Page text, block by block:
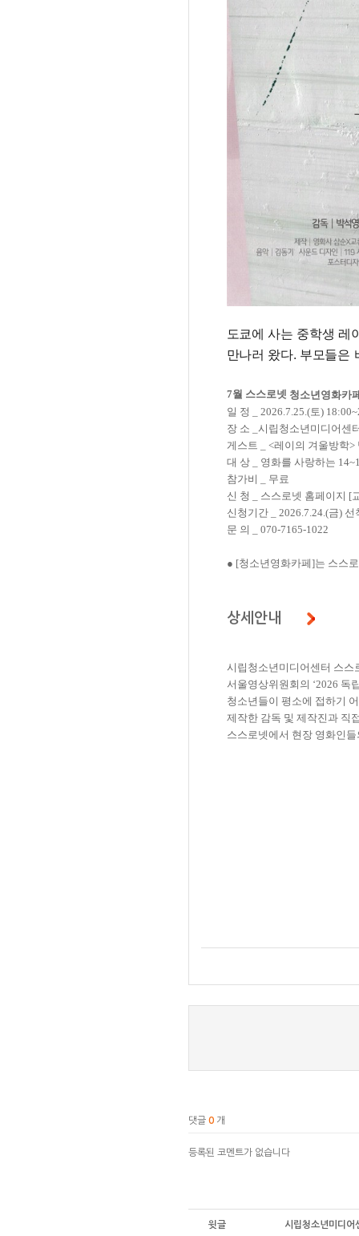
도쿄에 사는 중학생 레
만나러 왔다. 부모들은
7월 스스로넷 청소년영화카
일 정 _ 2026.7.25.(토)
장 소 _시립청소년미디어센
게스트 _ <레이의 겨울방학>
대 상 _ 영화를 사랑하는
참가비 _ 무료
신 청 _ 스스로넷 홈페이지 [
신청기간 _ 2026.7.24.(금)
문 의 _ 070-7165-1022
● [청소년영화카페]는 스스
상세안내
시립청소년미디어센터 스스
서울영상위원회의 ‘2026 독
청소년들이 평소에 접하기
제작한 감독 및 제작진과 직
스스로넷에서 현장 영화인
댓글 0 개
등록된 코멘트가 없습니다
윗글 시립청소년미디어